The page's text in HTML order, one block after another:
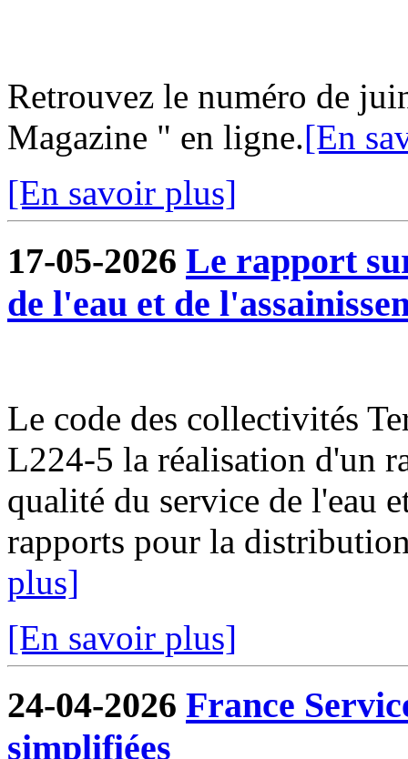
Retrouvez le numéro de
Magazine " en ligne.[En
[En savoir plus]
17-05-2026 Le rapport
de l'eau et de
Le code des collectivités
L224-5 la réalisation d'un
qualité du service de l'eau
rapports pour la
plus]
[En savoir plus]
24-04-2026 France
simplifiées